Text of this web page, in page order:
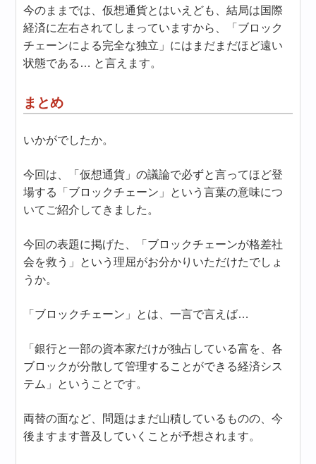
今のままでは、仮想通貨とはいえども、結局は国際
経済に左右されてしまっていますから、「ブロック
チェーンによる完全な独立」にはまだまだほど遠い
状態である… と言えます。
まとめ
いかがでしたか。
今回は、「仮想通貨」の議論で必ずと言ってほど登
場する「ブロックチェーン」という言葉の意味につ
いてご紹介してきました。
今回の表題に掲げた、「ブロックチェーンが格差社
会を救う」という理屈がお分かりいただけたでしょ
うか。
「ブロックチェーン」とは、一言で言えば…
「銀行と一部の資本家だけが独占している富を、各
ブロックが分散して管理することができる経済シス
テム」ということです。
両替の面など、問題はまだ山積しているものの、今
後ますます普及していくことが予想されます。